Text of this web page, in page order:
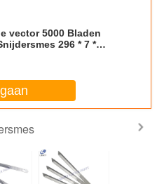
vector 5000 Bladen
296 * 7 *